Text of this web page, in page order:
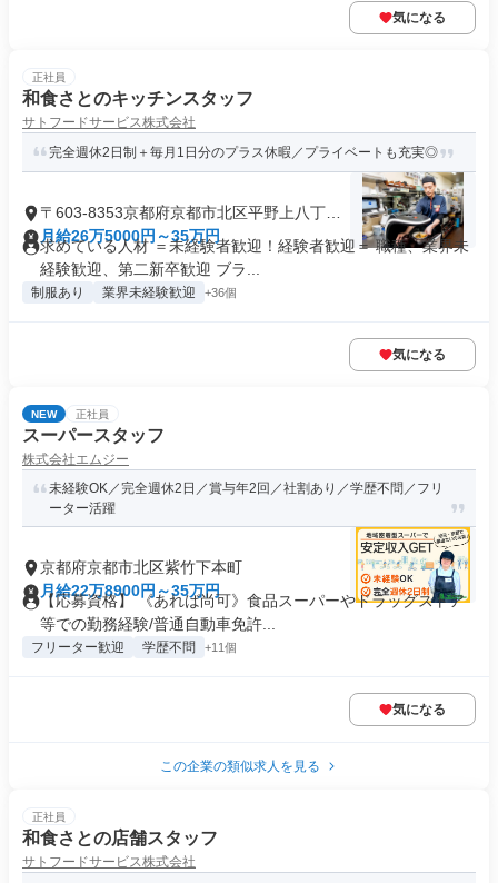
気になる
正社員
和食さとのキッチンスタッフ
サトフードサービス株式会社
完全週休2日制＋毎月1日分のプラス休暇／プライベートも充実◎
〒603-8353京都府京都市北区平野上八丁柳
町
月給26万5000円～35万円
求めている人材 ＝未経験者歓迎！経験者歓迎＝ 職種、業界未
経験歓迎、第二新卒歓迎 ブラ...
制服あり 業界未経験歓迎 +36個
気になる
NEW 正社員
スーパースタッフ
株式会社エムジー
未経験OK／完全週休2日／賞与年2回／社割あり／学歴不問／フリ
ーター活躍
京都府京都市北区紫竹下本町
月給22万8900円～35万円
【応募資格】 《あれば尚可》食品スーパーやドラッグストア
等での勤務経験/普通自動車免許...
フリーター歓迎 学歴不問 +11個
気になる
この企業の類似求人を見る
正社員
和食さとの店舗スタッフ
サトフードサービス株式会社